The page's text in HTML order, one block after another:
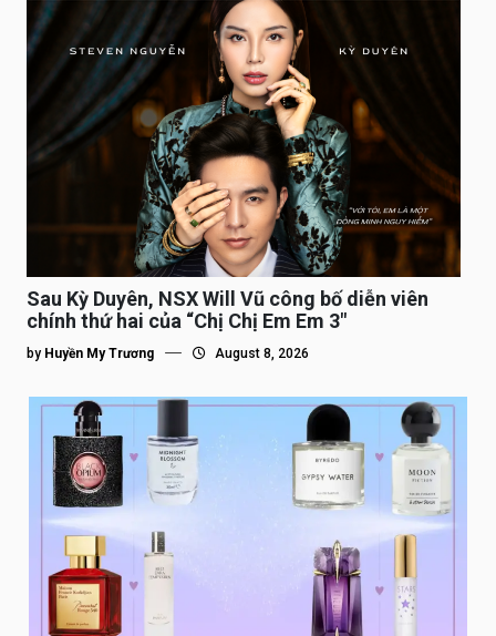
Sau Kỳ Duyên, NSX Will Vũ công bố diễn viên
chính thứ hai của “Chị Chị Em Em 3″
by Huyền My Trương August 8, 2026